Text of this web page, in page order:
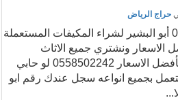
حراج الرياض
0558502242 أبو البشير لشراء المكيفات المستعملة
الاسعار ونشتري جميع الاثاث
المستعمل وبأفضل الاسعار 0558502242 لو حابي
بجميع انواعه سجل عندك رقم ابو